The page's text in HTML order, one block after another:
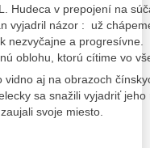
Hudeca v prepojení na
vyjadril názor : už
nezvyčajne a
oblohu, ktorú cítime vo
aj na obrazoch
sa snažili vyjadriť
svoje miesto.